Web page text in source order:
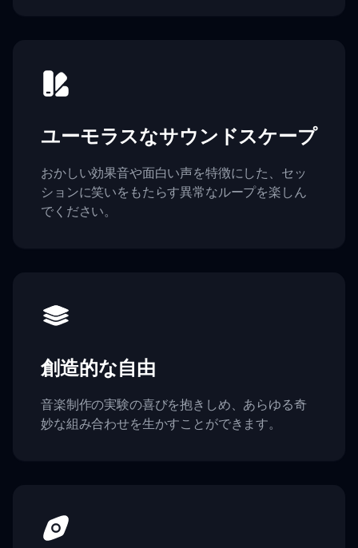
ユーモラスなサウンドスケープ
おかしい効果音や面白い声を特徴にした、セッ
ションに笑いをもたらす異常なループを楽しん
でください。
創造的な自由
音楽制作の実験の喜びを抱きしめ、あらゆる奇
妙な組み合わせを生かすことができます。